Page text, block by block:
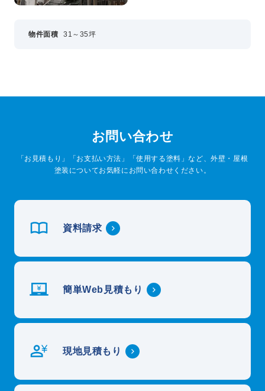
物件面積 31～35坪
お問い合わせ
「お見積もり」「お支払い方法」「使用する塗料」など、外壁・屋根
塗装についてお気軽にお問い合わせください。
資料請求
簡単Web見積もり
現地見積もり